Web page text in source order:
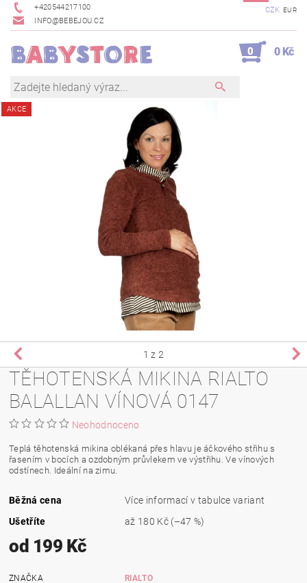
+420544217100
INFO@BEBEJOU.CZ
CZK EUR
0 0 Kč
AKCE
1 z 2
TĚHOTENSKÁ MIKINA RIALTO
BALALLAN VÍNOVÁ 0147
Neohodnoceno
Teplá těhotenská mikina oblékaná přes hlavu je áčkového střihu s
řasením v bocích a ozdobným průvlekem ve výstřihu. Ve vínových
odstínech. Ideální na zimu.
Běžná cena
Více informací v tabulce variant
Ušetříte
až 180 Kč (–47 %)
od 199 Kč
ZNAČKA
RIALTO